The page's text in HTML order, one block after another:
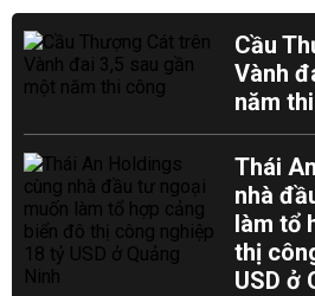
Cầu
Vành
năm
Thái
nhà
làm tổ
thị
USD ở